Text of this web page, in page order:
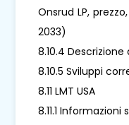
Onsrud LP,
2033)
8.10.4
8.10.5 Sviluppi
8.11 LMT USA
8.11.1 Informazioni